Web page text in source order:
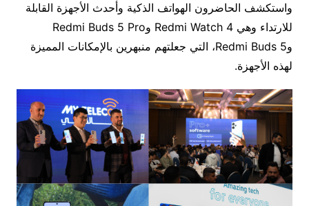
واستكشف الحاضرون الهواتف الذكية وأحدث الأجهزة القابلة
للارتداء وهي Redmi Watch 4 وRedmi Buds 5 Pro
وRedmi Buds 5، التي جعلتهم منبهرين بالإمكانات المميزة
لهذه الأجهزة.